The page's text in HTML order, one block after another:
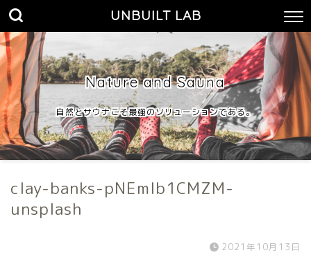
UNBUILT LAB
Nature and Sauna
自然とサウナこそ最強のソリューションである。
clay-banks-pNEmlb1CMZM-
unsplash
2021年10月13日